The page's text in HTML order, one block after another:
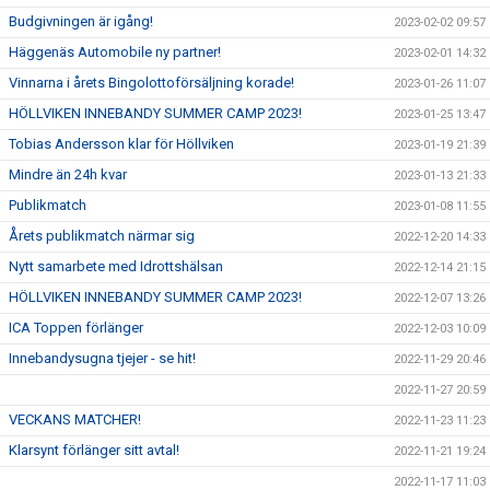
Budgivningen är igång! 2023-02-02 09:57
Häggenäs Automobile ny partner! 2023-02-01 14:32
Vinnarna i årets Bingolottoförsäljning korade! 2023-01-26 11:07
HÖLLVIKEN INNEBANDY SUMMER CAMP 2023! 2023-01-25 13:47
Tobias Andersson klar för Höllviken 2023-01-19 21:39
Mindre än 24h kvar 2023-01-13 21:33
Publikmatch 2023-01-08 11:55
Årets publikmatch närmar sig 2022-12-20 14:33
Nytt samarbete med Idrottshälsan 2022-12-14 21:15
HÖLLVIKEN INNEBANDY SUMMER CAMP 2023! 2022-12-07 13:26
ICA Toppen förlänger 2022-12-03 10:09
Innebandysugna tjejer - se hit! 2022-11-29 20:46
2022-11-27 20:59
VECKANS MATCHER! 2022-11-23 11:23
Klarsynt förlänger sitt avtal! 2022-11-21 19:24
2022-11-17 11:03